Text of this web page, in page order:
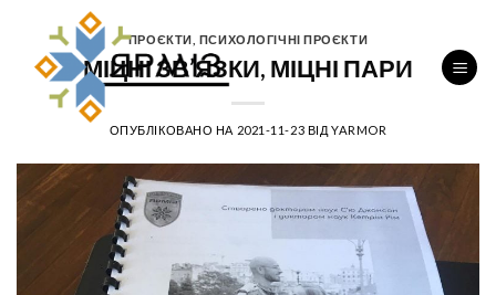
вмісту
ПРОЄКТИ ПСИХОЛОГІЧНІ ПРОЄКТИ
МІЦНІ ЗВ’ЯЗКИ, МІЦНІ ПАРИ
ОПУБЛІКОВАНО НА 2021-11-23 ВІД YARMOR